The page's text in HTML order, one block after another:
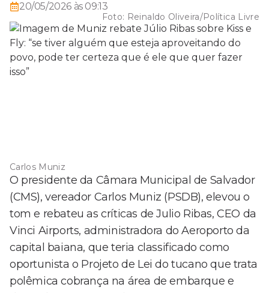
20/05/2026 às 09:13
Foto: Reinaldo Oliveira/Política Livre
Carlos Muniz
O presidente da Câmara Municipal de Salvador
(CMS), vereador Carlos Muniz (PSDB), elevou o
tom e rebateu as críticas de Julio Ribas, CEO da
Vinci Airports, administradora do Aeroporto da
capital baiana, que teria classificado como
oportunista o Projeto de Lei do tucano que trata
polêmica cobrança na área de embarque e